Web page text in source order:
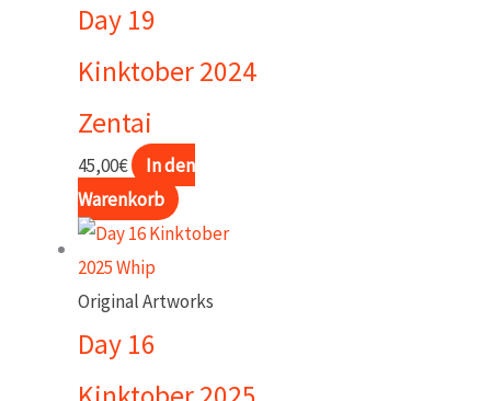
Day 19
Kinktober 2024
Zentai
45,00€
In den
Warenkorb
Original Artworks
Day 16